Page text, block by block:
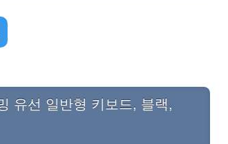
유선 일반형 키보드, 블랙,